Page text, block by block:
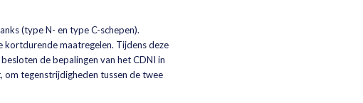
(type N- en type C-schepen).
kortdurende maatregelen. Tijdens deze
de bepalingen van het CDNI in
tegenstrijdigheden tussen de twee